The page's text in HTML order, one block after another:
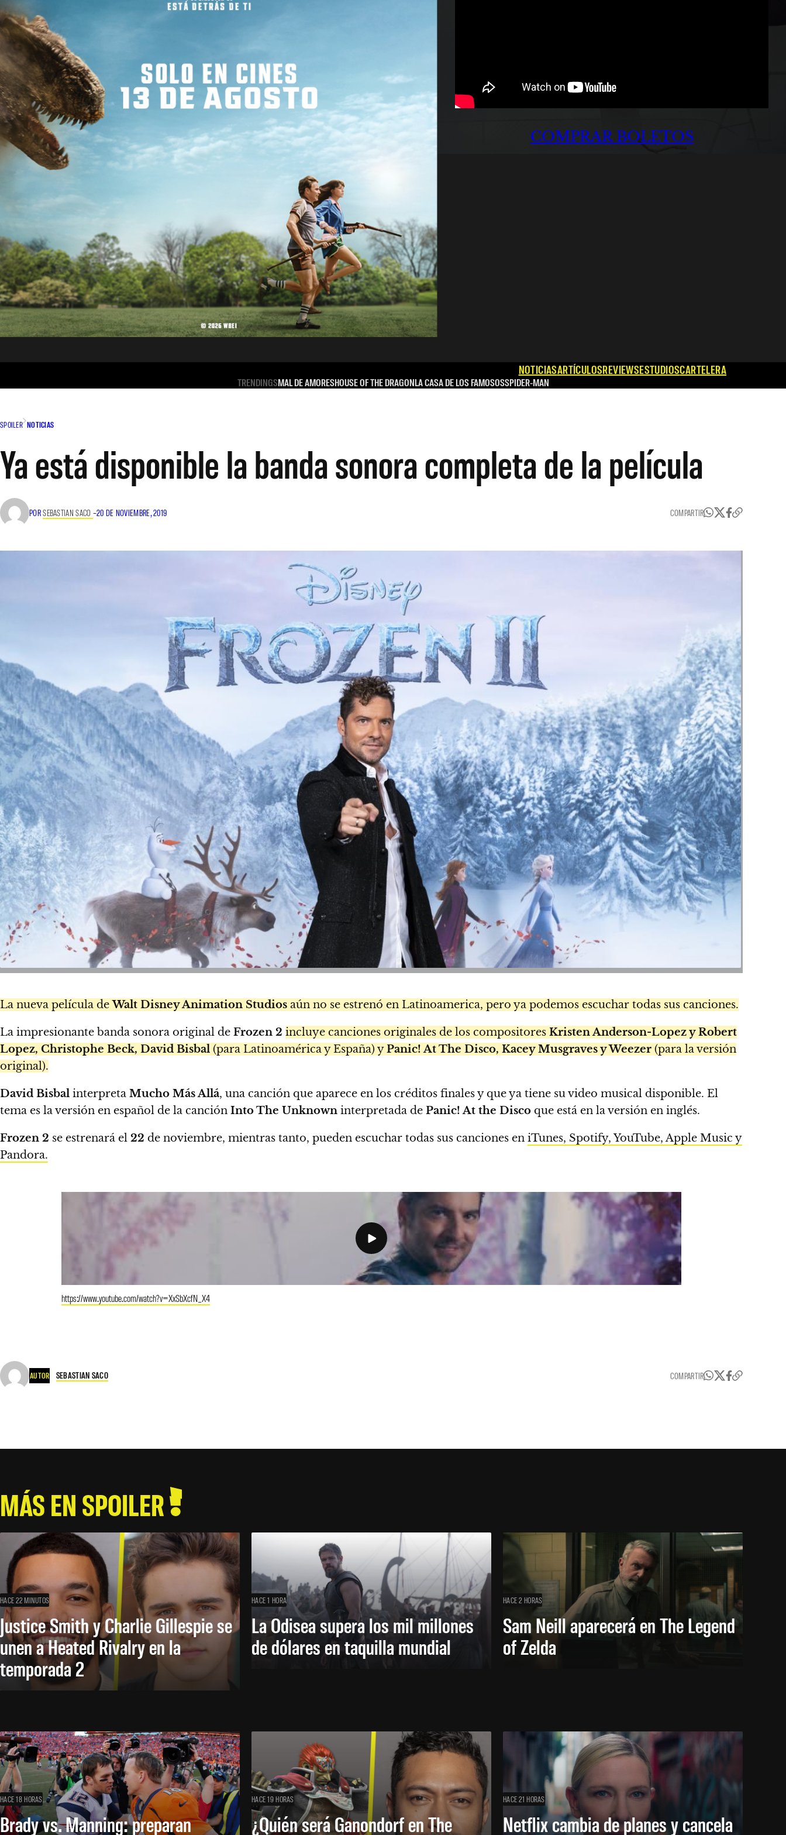
COMPRAR BOLETOS
NOTICIASARTÍCULOSREVIEWSESTUDIOSCARTELERA
TRENDINGSMAL DE AMORESHOUSE OF THE DRAGONLA CASA DE LOS FAMOSOSSPIDER-MAN
SPOILER NOTICIAS
Ya está disponible la banda sonora completa de la película
PORSEBASTIAN SACO –20 DE NOVIEMBRE, 2019 COMPARTIR
La nueva película deWalt Disney Animation Studios aún no se estrenó en Latinoamerica, pero ya podemos escuchar todas sus canciones.
La impresionante banda sonora original de Frozen 2 incluye canciones originales de los compositores Kristen Anderson-Lopez y Robert
Lopez, Christophe Beck, David Bisbal (para Latinoamérica y España) yPanic! At The Disco, Kacey Musgraves y Weezer (para la versión
original).
David Bisbal interpreta Mucho Más Allá, una canción que aparece en los créditos finales y que ya tiene su video musical disponible. El
tema es la versión en español de la canción Into The Unknown interpretada de Panic! At the Disco que está en la versión en inglés.
Frozen 2 se estrenará el 22 de noviembre, mientras tanto, pueden escuchar todas sus canciones en iTunes, Spotify, YouTube, Apple Music y
Pandora.
https://www.youtube.com/watch?v=XxSbXcfN_X4
AUTOR SEBASTIAN SACO COMPARTIR
MÁS EN SPOILER
HACE 22 MINUTOS
Justice Smith y Charlie Gillespie se
unen a Heated Rivalry en la
temporada 2
HACE 1 HORA
La Odisea supera los mil millones
de dólares en taquilla mundial
HACE 2 HORAS
Sam Neill aparecerá en The Legend
of Zelda
HACE 18 HORAS
Brady vs. Manning: preparan
HACE 19 HORAS
¿Quién será Ganondorf en The
HACE 21 HORAS
Netflix cambia de planes y cancela